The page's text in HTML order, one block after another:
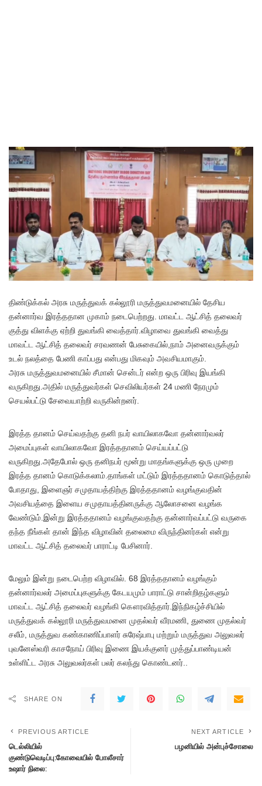
திண்டுக்கல் அரசு மருத்துவக் கல்லூரி மருத்துவமனையில் தேசிய
தன்னார்வ இரத்ததான முகாம் நடைபெற்றது. மாவட்ட ஆட்சித் தலைவர்
குத்து விளக்கு ஏற்றி துவங்கி வைத்தார்.விழாவை துவங்கி வைத்து
மாவட்ட ஆட்சித் தலைவர் சரவணன் பேசுகையில்,நாம் அனைவருக்கும்
உடல் நலத்தை பேணி காப்பது என்பது மிகவும் அவசியமாகும்.
அரசு மருத்துவமனையில் சீமான் சென்டர் என்ற ஒரு பிரிவு இயங்கி
வருகிறது.அதில் மருத்துவர்கள் செவிலியர்கள் 24 மணி நேரமும்
செயல்பட்டு சேவையாற்றி வருகின்றனர்.
இரத்த தானம் செய்வதற்கு தனி நபர் வாயிலாகவோ தன்னார்வலர்
அமைப்புகள் வாயிலாகவோ இரத்ததானம் செய்யப்பட்டு
வருகிறது.அதேபோல் ஒரு தனிநபர் மூன்று மாதங்களுக்கு ஒரு முறை
இரத்த தானம் கொடுக்கலாம்.தாங்கள் மட்டும் இரத்ததானம் கொடுத்தால்
போதாது, இளைஞர் சமுதாயத்திற்கு இரத்ததானம் வழங்குவதின்
அவசியத்தை இளைய சமுதாயத்தினருக்கு ஆலோசனை வழங்க
வேண்டும்.இன்று இரத்ததானம் வழங்குவதற்கு தன்னார்வப்பட்டு வருகை
தந்த நீங்கள் தான் இந்த விழாவின் தலைமை விருந்தினர்கள் என்று
மாவட்ட ஆட்சித் தலைவர் பாராட்டி பேசினார்.
மேலும் இன்று நடைபெற்ற விழாவில். 68 இரத்ததானம் வழங்கும்
தன்னார்வலர் அமைப்புகளுக்கு கேடயமும் பாராட்டு சான்றிதழ்களும்
மாவட்ட ஆட்சித் தலைவர் வழங்கி கௌரவித்தார்.இந்நிகழ்ச்சியில்
மருத்துவக் கல்லூரி மருத்துவமனை முதல்வர் வீரமணி, துணை முதல்வர்
சலீம், மருத்துவ கண்காணிப்பாளர் சுரேஷ்பாபு மற்றும் மருத்துவ அலுவலர்
புவனேஸ்வரி காசநோய் பிரிவு இணை இயக்குனர் முத்துப்பாண்டியன்
உள்ளிட்ட அரசு அலுவலர்கள் பலர் கலந்து கொண்டனர்..
SHARE ON
PREVIOUS ARTICLE
டெல்லியில்
குண்டுவெடிப்பு:கோவையில் போலீசார்
உஷார் நிலை:
NEXT ARTICLE
பழனியில் அன்புச்சோலை